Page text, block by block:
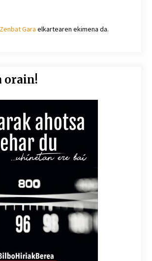
Zenbat Gara elkartearen ekimena da.
orain!